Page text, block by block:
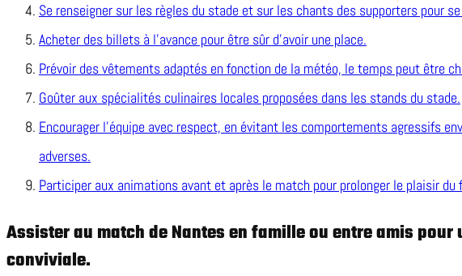
Se renseigner sur les règles du stade et sur les chants des supporters pour
Acheter des billets à l’avance pour être sûr d’avoir une place.
Prévoir des vêtements adaptés en fonction de la météo, le temps peut être
Goûter aux spécialités culinaires locales proposées dans les stands du stade.
Encourager l’équipe avec respect, en évitant les comportements agressifs
adverses.
Participer aux animations avant et après le match pour prolonger le plaisir du
Assister au match de Nantes en famille ou entre amis pour
conviviale.